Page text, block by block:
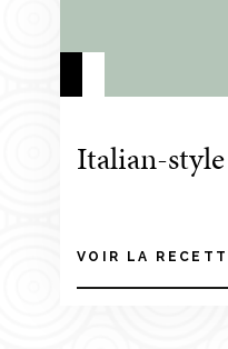
Italian-
VOIR LA